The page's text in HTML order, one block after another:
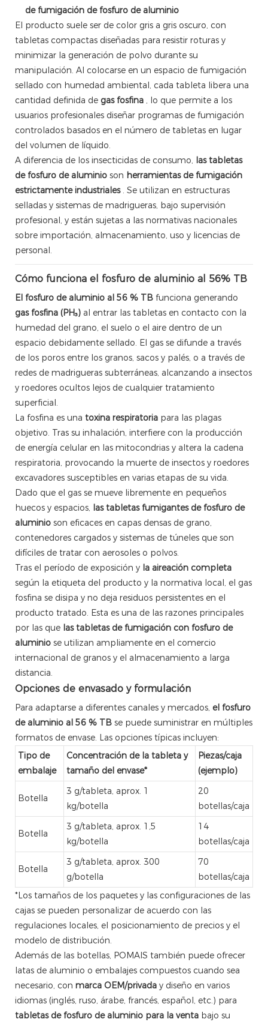
de fumigación de fosfuro de aluminio
El producto suele ser de color gris a gris oscuro, con
tabletas compactas diseñadas para resistir roturas y
minimizar la generación de polvo durante su
manipulación. Al colocarse en un espacio de fumigación
sellado con humedad ambiental, cada tableta libera una
cantidad definida de gas fosfina , lo que permite a los
usuarios profesionales diseñar programas de fumigación
controlados basados ​​en el número de tabletas en lugar
del volumen de líquido.
A diferencia de los insecticidas de consumo, las tabletas
de fosfuro de aluminio son herramientas de fumigación
estrictamente industriales. Se utilizan en estructuras
selladas y sistemas de madrigueras, bajo supervisión
profesional, y están sujetas a las normativas nacionales
sobre importación, almacenamiento, uso y licencias de
personal.
Cómo funciona el fosfuro de aluminio al 56% TB
El fosfuro de aluminio al 56 % TB funciona generando
gas fosfina (PH₃) al entrar las tabletas en contacto con la
humedad del grano, el suelo o el aire dentro de un
espacio debidamente sellado. El gas se difunde a través
de los poros entre los granos, sacos y palés, o a través de
redes de madrigueras subterráneas, alcanzando a insectos
y roedores ocultos lejos de cualquier tratamiento
superficial.
La fosfina es una toxina respiratoria para las plagas
objetivo. Tras su inhalación, interfiere con la producción
de energía celular en las mitocondrias y altera la cadena
respiratoria, provocando la muerte de insectos y roedores
excavadores susceptibles en varias etapas de su vida.
Dado que el gas se mueve libremente en pequeños
huecos y espacios, las tabletas fumigantes de fosfuro de
aluminio son eficaces en capas densas de grano,
contenedores cargados y sistemas de túneles que son
difíciles de tratar con aerosoles o polvos.
Tras el período de exposición y la aireación completa
según la etiqueta del producto y la normativa local, el gas
fosfina se disipa y no deja residuos persistentes en el
producto tratado. Esta es una de las razones principales
por las que las tabletas de fumigación con fosfuro de
aluminio se utilizan ampliamente en el comercio
internacional de granos y el almacenamiento a larga
distancia.
Opciones de envasado y formulación
Para adaptarse a diferentes canales y mercados, el fosfuro
de aluminio al 56 % TB se puede suministrar en múltiples
formatos de envase. Las opciones típicas incluyen:
Tipo de
embalaje
Concentración de la tableta y
tamaño del envase*
Piezas/caja
(ejemplo)
Botella
3 g/tableta, aprox. 1
kg/botella
20
botellas/caja
Botella
3 g/tableta, aprox. 1,5
kg/botella
14
botellas/caja
Botella
3 g/tableta, aprox. 300
g/botella
70
botellas/caja
*Los tamaños de los paquetes y las configuraciones de las
cajas se pueden personalizar de acuerdo con las
regulaciones locales, el posicionamiento de precios y el
modelo de distribución.
Además de las botellas, POMAIS también puede ofrecer
latas de aluminio o embalajes compuestos cuando sea
necesario, con marca OEM/privada y diseño en varios
idiomas (inglés, ruso, árabe, francés, español, etc.) para
tabletas de fosfuro de aluminio para la venta bajo su